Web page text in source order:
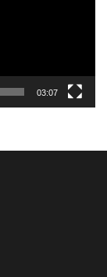
03:07